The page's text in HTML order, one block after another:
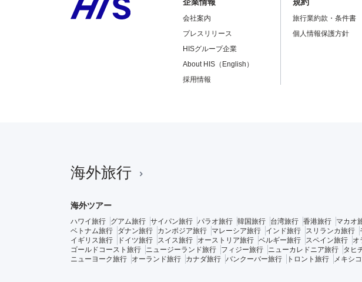
会社案内
プレスリリース
HISグループ企業
About HIS（English）
採用情報
旅行業約款・条件書
個人情報保護方針
海外旅行
海外ツアー
ハワイ旅行 グアム旅行 サイパン旅行 パラオ旅行 韓国旅行 台湾旅行 香港旅行 マカオ
ベトナム旅行
ダナン旅行 カンボジア旅行 マレーシア旅行 インド旅行 スリランカ旅行
イギリス旅行
ドイツ旅行 スイス旅行 オーストリア旅行 ベルギー旅行 スペイン旅行 オ
ゴールドコースト旅行
ニュージーランド旅行 フィジー旅行 ニューカレドニア旅行 タヒ
ニューヨーク旅行
オーランド旅行 カナダ旅行 バンクーバー旅行 トロント旅行 メキシ